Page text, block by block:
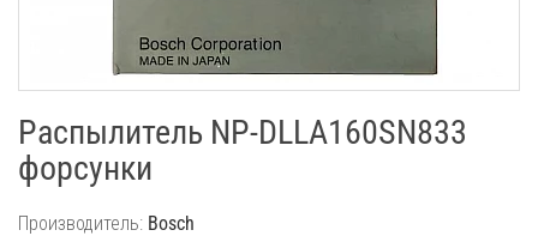
Распылитель NP-DLLA160SN833
форсунки
Производитель: Bosch